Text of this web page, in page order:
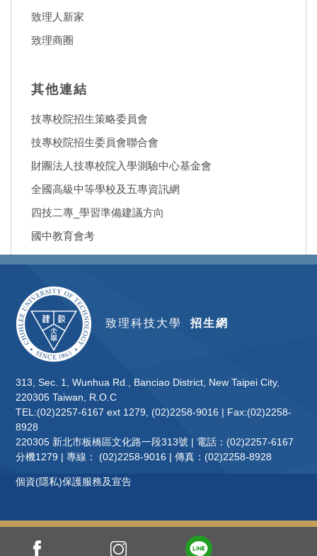
致理人新家
致理商圈
其他連結
技專校院招生策略委員會
技專校院招生委員會聯合會
財團法人技專校院入學測驗中心基金會
全國高級中等學校及五專資訊網
四技二專_學習準備建議方向
國中教育會考
致理科技大學招生網
313, Sec. 1, Wunhua Rd., Banciao District, New Taipei City,
220305 Taiwan, R.O.C
TEL:(02)2257-6167 ext 1279, (02)2258-9016 | Fax:(02)2258-
8928
220305 新北市板橋區文化路一段313號 | 電話：(02)2257-6167
分機1279 | 專線： (02)2258-9016 | 傳真：(02)2258-8928
個資(隱私)保護服務及宣告